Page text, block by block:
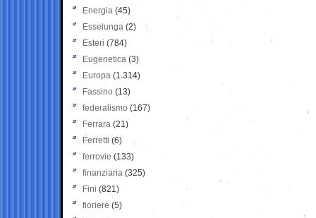
Energia (45)
Esselunga (2)
Esteri (784)
Eugenetica (3)
Europa (1.314)
Fassino (13)
federalismo (167)
Ferrara (21)
Ferretti (6)
ferrovie (133)
finanziaria (325)
Fini (821)
fioriere (5)